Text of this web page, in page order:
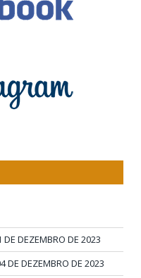
DEZEMBRO DE 2023
DE DEZEMBRO DE 2023